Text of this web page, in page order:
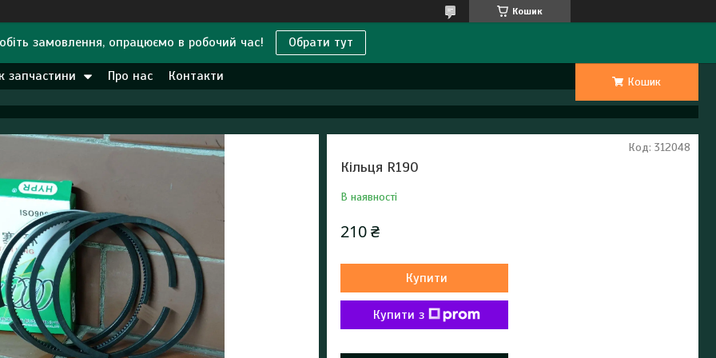
Кошик
замовлення, опрацюємо в робочий час! Обрати тут
запчастини Про нас Контакти Кошик
Кільця R190
В наявності
Код: 312048
210 ₴
Купити
Купити з